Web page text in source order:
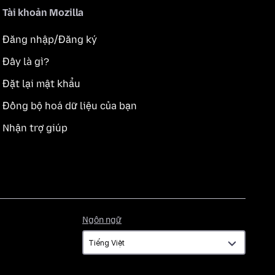
Tài khoản Mozilla
Đăng nhập/Đăng ký
Đây là gì?
Đặt lại mật khẩu
Đồng bộ hoá dữ liệu của bạn
Nhận trợ giúp
Ngôn ngữ
ngữ